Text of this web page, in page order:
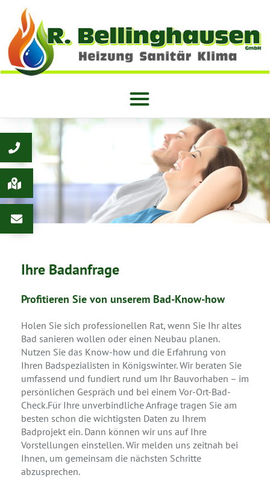
Ihre Badanfrage
Profitieren Sie von unserem Bad-Know-how
Holen Sie sich professionellen Rat, wenn Sie Ihr altes
Bad sanieren wollen oder einen Neubau planen.
Nutzen Sie das Know-how und die Erfahrung von
Ihren Badspezialisten in Königswinter. Wir beraten Sie
umfassend und fundiert rund um Ihr Bauvorhaben – im
persönlichen Gespräch und bei einem Vor-Ort-Bad-
Check.Für Ihre unverbindliche Anfrage tragen Sie am
besten schon die wichtigsten Daten zu Ihrem
Badprojekt ein. Dann können wir uns auf Ihre
Vorstellungen einstellen. Wir melden uns zeitnah bei
Ihnen, um gemeinsam die nächsten Schritte
abzusprechen.